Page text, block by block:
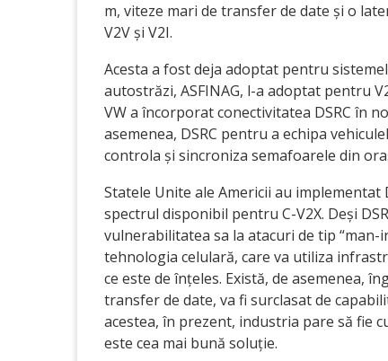
m, viteze mari de transfer de date și o
V2V și V2I.
Acesta a fost deja adoptat pentru
autostrăzi, ASFINAG, l-a adoptat pentru
VW a încorporat conectivitatea DSRC în
asemenea, DSRC pentru a echipa
controla și sincroniza semafoarele din
Statele Unite ale Americii au
spectrul disponibil pentru C-V2X. Deși
vulnerabilitatea sa la atacuri de tip “man-
tehnologia celulară, care va utiliza
ce este de înțeles. Există, de asemenea,
transfer de date, va fi surclasat de
acestea, în prezent, industria pare să fie
este cea mai bună soluție.